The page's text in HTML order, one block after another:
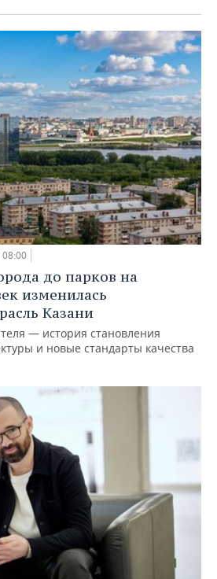
08:00
до парков на
изменилась
Казани
— история становления
и новые стандарты качества